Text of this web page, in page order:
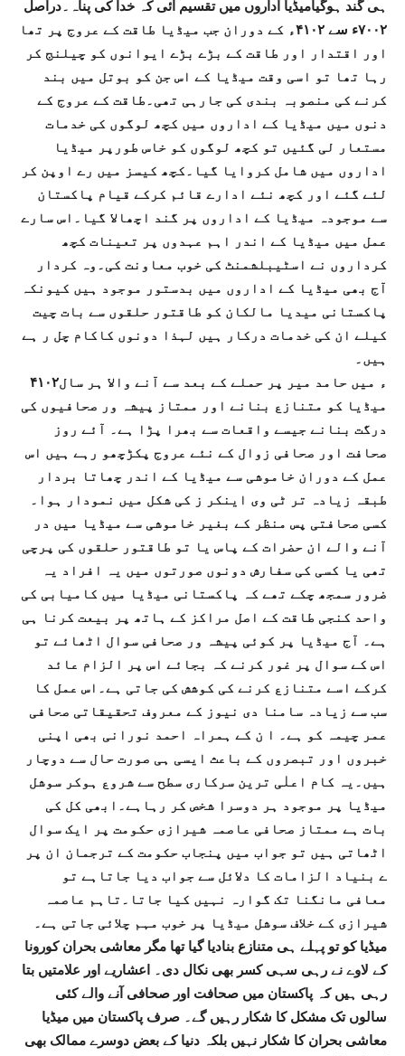
ہی گند ہوگیامیڈیا اداروں میں تقسیم آئی کہ خدا کی پناہ۔دراصل
۷۰۰۲ء سے ۴۱۰۲ء کے دوران جب میڈیا طاقت کے عروج پر تھا
اور اقتدار اور طاقت کے بڑے بڑے ایوانوں کو چیلنج کر
رہا تھا تو اسی وقت میڈیا کے اس جن کو بوتل میں بند
کرنے کی منصوبہ بندی کی جارہی تھی۔طاقت کے عروج کے
دنوں میں میڈیا کے اداروں میں کچھ لوگوں کی خدمات
مستعار لی گئیں تو کچھ لوگوں کو خاس طورپر میڈیا
اداروں میں شامل کروایا گیا۔کچھ کیسز میں رے اوپن کر
لئے گئے اور کچھ نئے ادارے قائم کرکے قیام پاکستان
سے موجودہ میڈیا کے اداروں پر گند اچھالا گیا۔اس سارے
عمل میں میڈیا کے اندر اہم عہدوں پر تعینات کچھ
کرداروں نے اسٹیبلشمنٹ کی خوب معاونت کی۔وہ کردار
آج بھی میڈیا کے اداروں میں بدستور موجود ہیں کیونکہ
پاکستانی میدیا مالکان کو طاقتور حلقوں سے بات چیت
کیلے ان کی خدمات درکار ہیں لہذا دونوں کاکام چل ر ہے
ہیں۔
۴۱۰۲ء میں حامد میر پر حملے کے بعد سے آنے والا ہر سال
میڈیا کو متنازع بنانے اور ممتاز پیشہ ور صحافیوں کی
درگت بنانے جیسے واقعات سے بھرا پڑا ہے۔ آئے روز
صحافت اور صحافی زوال کے نئے عروج پکڑچھو رہے ہیں اس
عمل کے دوران خاموشی سے میڈیا کے اندر چھاتا بردار
طبقہ زیادہ تر ٹی وی اینکر ز کی شکل میں نمودار ہوا۔
کسی صحافتی پس منظر کے بغیر خاموشی سے میڈیا میں در
آنے والے ان حضرات کے پاس یا تو طاقتور حلقوں کی پرچی
تھی یا کسی کی سفارش دونوں صورتوں میں یہ افراد یہ
ضرور سمجھ چکے تھے کہ پاکستانی میڈیا میں کامیابی کی
واحد کنجی طاقت کے اصل مراکز کے ہاتھ پر بیعت کرنا ہی
ہے۔ آج میڈیا پر کوئی پیشہ ور صحافی سوال اٹھائے تو
اس کے سوال پر غور کرنے کہ بجائے اس پر الزام عائد
کرکے اسے متنازع کرنے کی کوشش کی جاتی ہے۔اس عمل کا
سب سے زیادہ سامنا دی نیوز کے معروف تحقیقاتی صحافی
عمر چیمہ کو ہے۔ ا ن کے ہمراہ احمد نورانی بھی اپنی
خبروں اور تبصروں کے باعث ایسی ہی صورت حال سے دوچار
ہیں۔یہ کام اعلٰی ترین سرکاری سطح سے شروع ہوکر سوشل
میڈیا پر موجود ہر دوسرا شخص کر رہاہے۔ابھی کل کی
بات ہے ممتاز صحافی عاصمہ شیرازی حکومت پر ایک سوال
اٹھاتی ہیں تو جواب میں پنجاب حکومت کے ترجمان ان پر
ے بنیاد الزامات کا دلائل سے جواب دیا جاتاہے تو
معافی مانگنا تک گوارہ نہیں کیا جاتا۔تاہم عاصمہ
شیرازی کے خلاف سوشل میڈیا پر خوب مہم چلائی جاتی ہے۔
میڈیا کو تو پہلے ہی متنازع بنادیا گیا تھا مگر معاشی بحران کورونا
کے لاوے نے رہی سہی کسر بھی نکال دی۔ اعشاریے اور علامتیں بتا
رہی ہیں کہ پاکستان میں صحافت اور صحافی آنے والے کئی
سالوں تک مشکل کا شکار رہیں گے۔ صرف پاکستان میں میڈیا
معاشی بحران کا شکار نہیں بلکہ دنیا کے بعض دوسرے ممالک بھی